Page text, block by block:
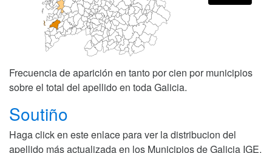
Frecuencia de aparición en tanto por cien por municipios
sobre el total del apellido en toda Galicia.
Soutiño
Haga click en este enlace para ver la distribucion del
apellido más actualizada en los Municipios de Galicia IGE.